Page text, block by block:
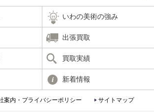
いわの美術の強み
出張買取
買取実績
新着情報
案内・プライバシーポリシー サイトマップ